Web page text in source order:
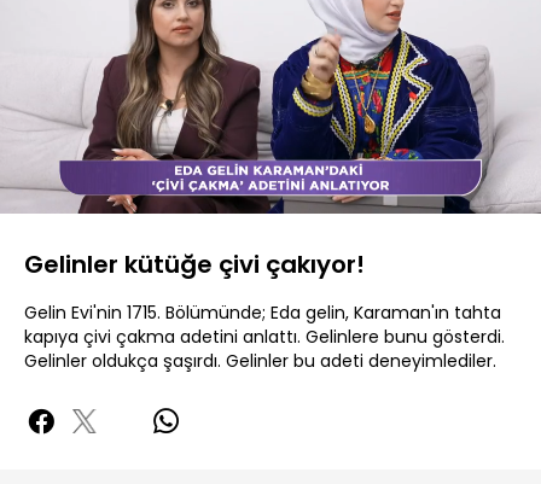
Sesi
Aç
480P
Yüklendi:
16.49%
Oynatma
Hızı
Gelinler kütüğe çivi çakıyor!
Gelin Evi'nin 1715. Bölümünde; Eda gelin, Karaman'ın tahta
kapıya çivi çakma adetini anlattı. Gelinlere bunu gösterdi.
Gelinler oldukça şaşırdı. Gelinler bu adeti deneyimlediler.